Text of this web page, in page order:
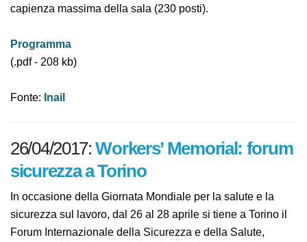
Le iscrizioni si chiuderanno al raggiungimento della
Programma
26/04/2017:Workers’ Memorial:
forum sicurezza a Torino
In occasione della Giornata Mondiale per la salute e la
sicurezza sul lavoro, dal 26 al 28 aprile si tiene a Torino